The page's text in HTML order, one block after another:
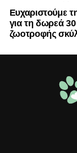
Ευχαριστούμε
για τη δωρεά
ζωοτροφής